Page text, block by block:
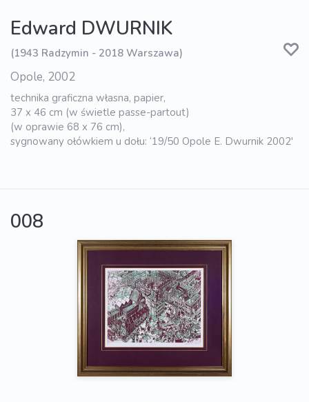
Edward DWURNIK
(1943 Radzymin - 2018 Warszawa)
Opole, 2002
technika graficzna własna, papier,
37 x 46 cm (w świetle passe-partout)
(w oprawie 68 x 76 cm),
sygnowany ołówkiem u dołu: ‘19/50 Opole E. Dwurnik 2002'
008